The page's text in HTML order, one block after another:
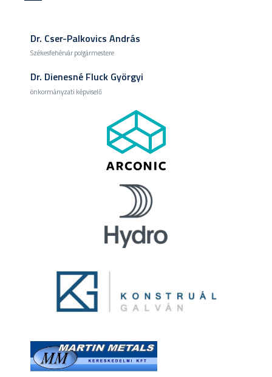
Dr. Cser-Palkovics András
Székesfehérvár polgármestere
Dr. Dienesné Fluck Györgyi
önkormányzati képviselő